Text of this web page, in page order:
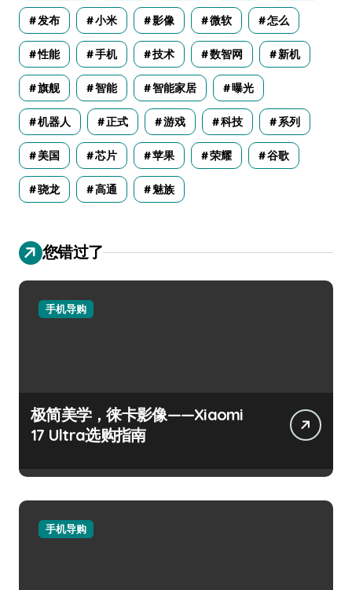
发布 小米 影像 微软 怎么
性能 手机 技术 数智网 新机
旗舰 智能 智能家居 曝光
机器人 正式 游戏 科技 系列
美国 芯片 苹果 荣耀 谷歌
骁龙 高通 魅族
您错过了
手机导购
极简美学，徕卡影像——Xiaomi
17 Ultra选购指南
手机导购